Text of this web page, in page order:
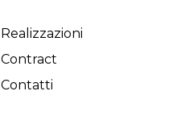
Realizzazioni
Contract
Contatti